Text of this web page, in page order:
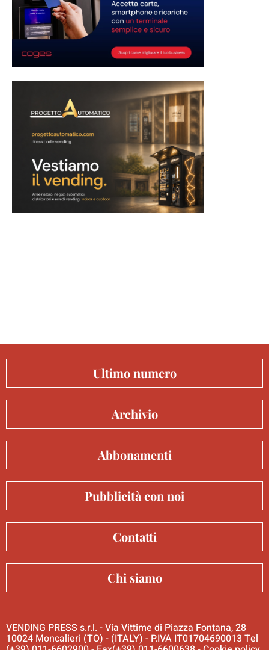
Ultimo numero
Archivio
Abbonamenti
Pubblicità con noi
Contatti
Chi siamo
VENDING PRESS s.r.l. - Via Vittime di Piazza Fontana, 28
10024 Moncalieri (TO) - (ITALY) - P.IVA IT01704690013 Tel